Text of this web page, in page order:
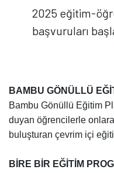
2025 eğitim-
başvuruları
BAMBU GÖNÜLLÜ
Bambu Gönüllü Eğitim
duyan öğrencilerle
buluşturan çevrim içi
BİRE BİR EĞİTİM